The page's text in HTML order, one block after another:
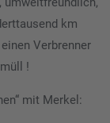
km
Verbrenner
!
mit Merkel: